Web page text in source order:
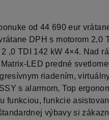
od 44 690 eur
DPH s motorom 2,0
,0 TDI 142 kW 4×4. Nad
LED predné
riadením,
s alarmom, Top
funkciou, funkcie
výbavy si